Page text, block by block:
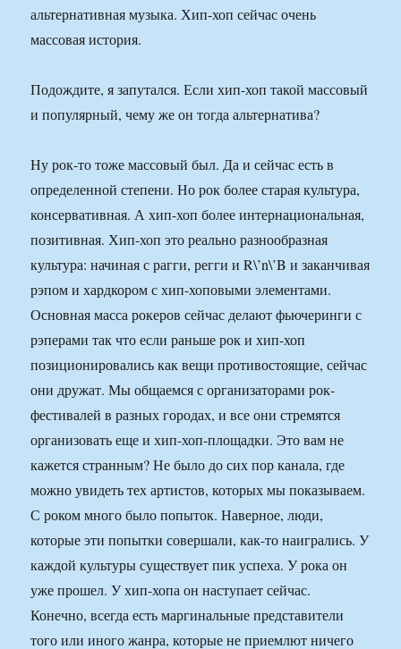
альтернативная музыка. Хип-хоп сейчас очень
массовая история.
Подождите, я запутался. Если хип-хоп такой массовый
и популярный, чему же он тогда альтернатива?
Ну рок-то тоже массовый был. Да и сейчас есть в
определенной степени. Но рок более старая культура,
консервативная. А хип-хоп более интернациональная,
позитивная. Хип-хоп это реально разнообразная
культура: начиная с рагги, регги и R\’n\’B и заканчивая
рэпом и хардкором с хип-хоповыми элементами.
Основная масса рокеров сейчас делают фьючеринги с
рэперами так что если раньше рок и хип-хоп
позиционировались как вещи противостоящие, сейчас
они дружат. Мы общаемся с организаторами рок-
фестивалей в разных городах, и все они стремятся
организовать еще и хип-хоп-площадки. Это вам не
кажется странным? Не было до сих пор канала, где
можно увидеть тех артистов, которых мы показываем.
С роком много было попыток. Наверное, люди,
которые эти попытки совершали, как-то наигрались. У
каждой культуры существует пик успеха. У рока он
уже прошел. У хип-хопа он наступает сейчас.
Конечно, всегда есть маргинальные представители
того или иного жанра, которые не приемлют ничего